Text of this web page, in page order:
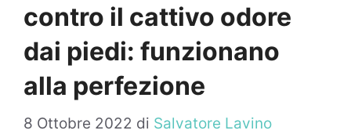
contro il cattivo odore
dai piedi: funzionano
alla perfezione
8 Ottobre 2022 di Salvatore Lavino